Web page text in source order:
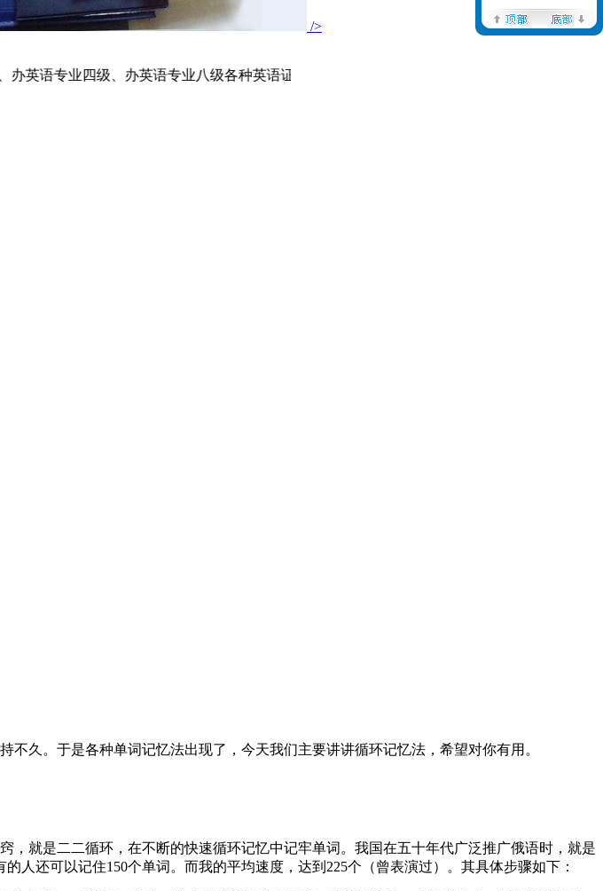
/>
专业四级、办英语专业八级各种英语证书，提升客户价值，帮助客户成功为公司的发展动
。于是各种单词记忆法出现了，今天我们主要讲讲循环记忆法，希望对你有用。
就是二二循环，在不断的快速循环记忆中记牢单词。我国在五十年代广泛推广俄语时，就是
人还可以记住150个单词。而我的平均速度，达到225个（曾表演过）。其具体步骤如下：